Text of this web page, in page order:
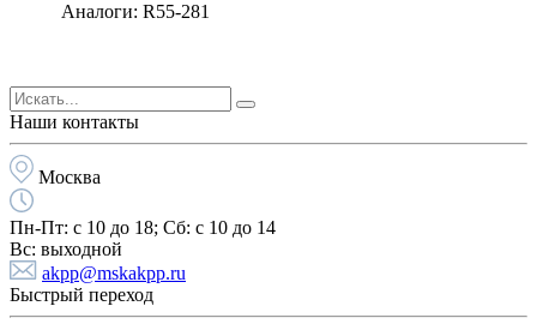
Аналоги: R55-281
Наши контакты
Москва
Пн-Пт: с 10 до 18; Cб: с 10 до 14
Вс: выходной
akpp@mskakpp.ru
Быстрый переход